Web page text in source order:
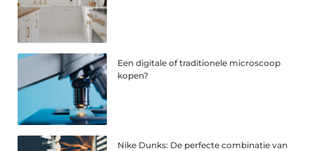
Een digitale of traditionele microscoop
kopen?
Nike Dunks: De perfecte combinatie van